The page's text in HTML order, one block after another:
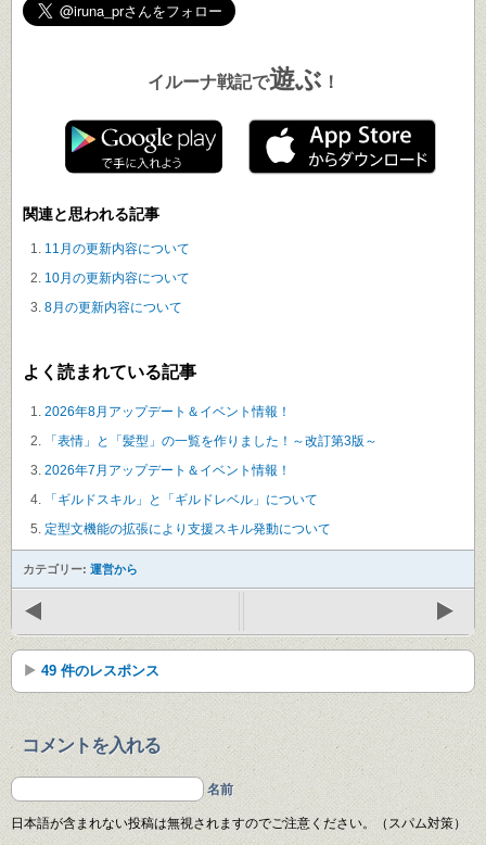
イルーナ戦記で遊ぶ ！
関連と思われる記事
11月の更新内容について
10月の更新内容について
8月の更新内容について
よく読まれている記事
2026年8月アップデート＆イベント情報！
「表情」と「髪型」の一覧を作りました！～改訂第3版～
2026年7月アップデート＆イベント情報！
「ギルドスキル」と「ギルドレベル」について
定型文機能の拡張により支援スキル発動について
カテゴリー: 運営から
49 件のレスポンス
コメントを入れる
名前
日本語が含まれない投稿は無視されますのでご注意ください。（スパム対策）